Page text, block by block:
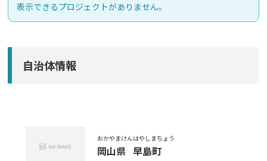
表示できるプロジェクトがありません。
自治体情報
おかやまけん
岡山県
はやしまちょう
早島町